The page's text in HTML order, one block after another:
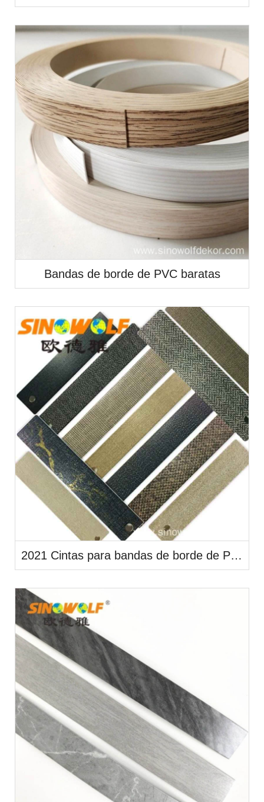
Bandas de borde de PVC baratas
2021 Cintas para bandas de borde de PVC imitación madera de nuevo diseño